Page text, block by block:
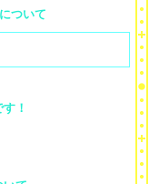
ついて
！